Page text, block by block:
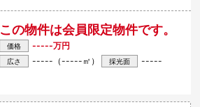
この物件は会員限定物件です。
価格 -----万円
広さ -----（-----㎡） 採光面 -----